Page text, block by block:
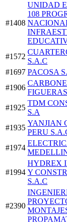
#1408
UNIDAD
108
#1572
S.A.C
#1697 PACOSA
#1906
#1925
TDM
S.A
#1935
YANJIAN
PERU
#1974
#1994
HYDREX
Y
S.A.C
#2390